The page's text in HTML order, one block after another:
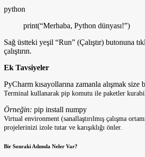
python
print(“Merhaba, Python dünyası!”)
Sağ üstteki yeşil “Run” (Çalıştır) butonuna
çalıştırın.
Ek Tavsiyeler
PyCharm kısayollarına zamanla alışmak size
Terminal kullanarak pip komutu ile paketler
Örneğin: pip install numpy
Virtual environment (sanallaştırılmış çalışma
projelerinizi izole tutar ve karışıklığı önler.
Bir Sonraki Adımda Neler Var?